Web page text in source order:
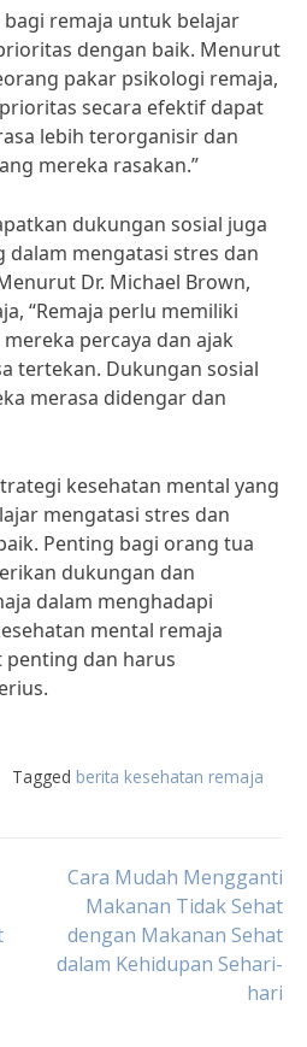
remaja untuk belajar
dengan baik. Menurut
pakar psikologi remaja,
secara efektif dapat
lebih terorganisir dan
mereka rasakan.”
dukungan sosial juga
mengatasi stres dan
Dr. Michael Brown,
“Remaja perlu memiliki
percaya dan ajak
tertekan. Dukungan sosial
merasa didengar dan
kesehatan mental yang
mengatasi stres dan
Penting bagi orang tua
dukungan dan
dalam menghadapi
mental remaja
penting dan harus
Tagged berita kesehatan remaja
Cara Mudah Mengganti
Makanan Tidak Sehat
dengan Makanan Sehat
dalam Kehidupan Sehari-
hari